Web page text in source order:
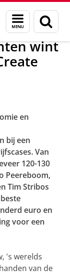
Menu
en
zoeken
wint
en
bij een
Van
120-130
Peereboom,
Tim Stribos
euro en
voor een
's werelds
van de